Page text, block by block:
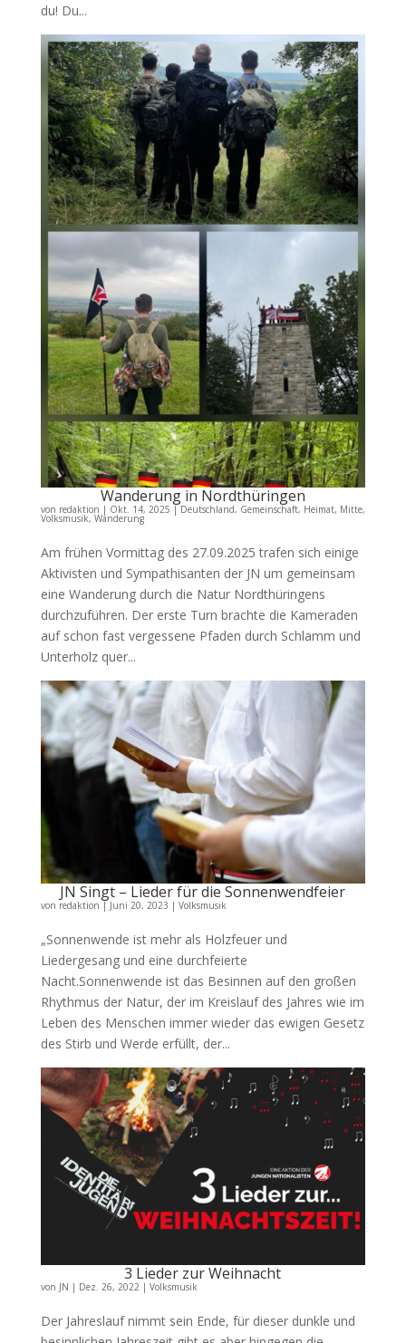
du! Du...
Wanderung in Nordthüringen
von redaktion | Okt. 14, 2025 |Deutschland, Gemeinschaft, Heimat, Mitte,
Volksmusik, Wanderung
Am frühen Vormittag des 27.09.2025 trafen sich einige
Aktivisten und Sympathisanten der JN um gemeinsam
eine Wanderung durch die Natur Nordthüringens
durchzuführen. Der erste Turn brachte die Kameraden
auf schon fast vergessene Pfaden durch Schlamm und
Unterholz quer...
JN Singt – Lieder für die Sonnenwendfeier
von redaktion | Juni 20, 2023 | Volksmusik
„Sonnenwende ist mehr als Holzfeuer und
Liedergesang und eine durchfeierte
Nacht.Sonnenwende ist das Besinnen auf den großen
Rhythmus der Natur, der im Kreislauf des Jahres wie im
Leben des Menschen immer wieder das ewigen Gesetz
des Stirb und Werde erfüllt, der...
3 Lieder zur Weihnacht
von JN | Dez. 26, 2022| Volksmusik
Der Jahreslauf nimmt sein Ende, für dieser dunkle und